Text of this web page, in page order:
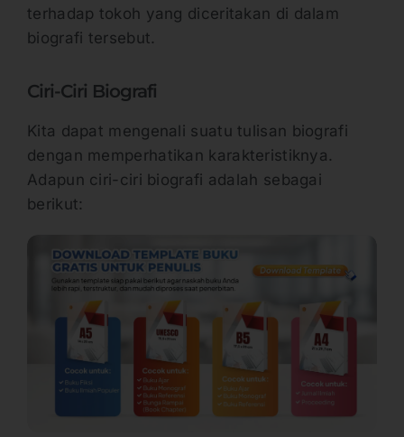
terhadap tokoh yang diceritakan di dalam
biografi tersebut.
Ciri-Ciri Biografi
Kita dapat mengenali suatu tulisan biografi
dengan memperhatikan karakteristiknya.
Adapun ciri-ciri biografi adalah sebagai
berikut: